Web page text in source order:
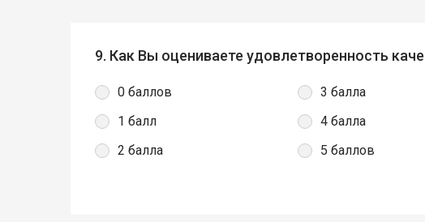
9. Как Вы оцениваете удовлетворенность
0 баллов
1 балл
2 балла
3 балла
4 балла
5 баллов